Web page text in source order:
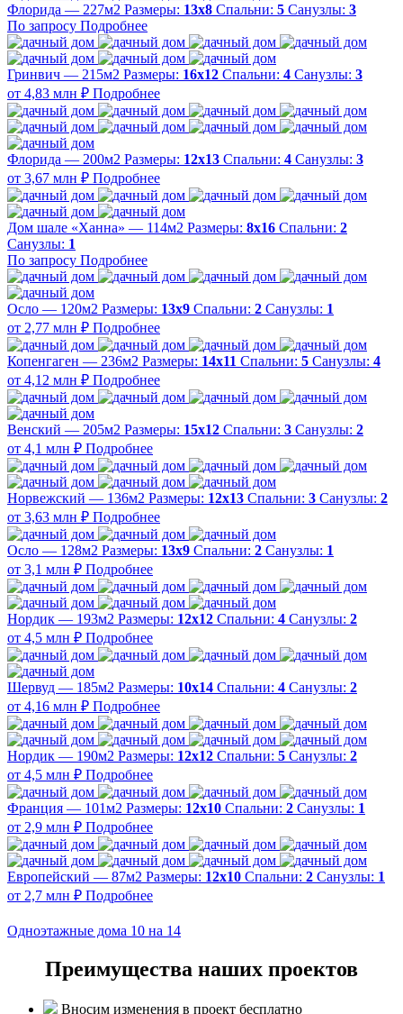
Флорида — 227м2 Размеры: 13х8 Спальни: 5 Санузлы: 3
По запросу Подробнее
Гринвич — 215м2 Размеры: 16х12 Спальни: 4 Санузлы: 3
от 4,83 млн ₽ Подробнее
Флорида — 200м2 Размеры: 12х13 Спальни: 4 Санузлы: 3
от 3,67 млн ₽ Подробнее
Дом шале «Ханна» — 114м2 Размеры: 8х16 Спальни: 2
Санузлы: 1
По запросу Подробнее
Осло — 120м2 Размеры: 13х9 Спальни: 2 Санузлы: 1
от 2,77 млн ₽ Подробнее
Копенгаген — 236м2 Размеры: 14х11 Спальни: 5 Санузлы: 4
от 4,12 млн ₽ Подробнее
Венский — 205м2 Размеры: 15х12 Спальни: 3 Санузлы: 2
от 4,1 млн ₽ Подробнее
Норвежский — 136м2 Размеры: 12х13 Спальни: 3 Санузлы: 2
от 3,63 млн ₽ Подробнее
Осло — 128м2 Размеры: 13х9 Спальни: 2 Санузлы: 1
от 3,1 млн ₽ Подробнее
Нордик — 193м2 Размеры: 12х12 Спальни: 4 Санузлы: 2
от 4,5 млн ₽ Подробнее
Шервуд — 185м2 Размеры: 10х14 Спальни: 4 Санузлы: 2
от 4,16 млн ₽ Подробнее
Нордик — 190м2 Размеры: 12х12 Спальни: 5 Санузлы: 2
от 4,5 млн ₽ Подробнее
Франция — 101м2 Размеры: 12х10 Спальни: 2 Санузлы: 1
от 2,9 млн ₽ Подробнее
Европейский — 87м2 Размеры: 12х10 Спальни: 2 Санузлы: 1
от 2,7 млн ₽ Подробнее
Одноэтажные дома 10 на 14
Преимущества наших проектов
Вносим изменения в проект бесплатно